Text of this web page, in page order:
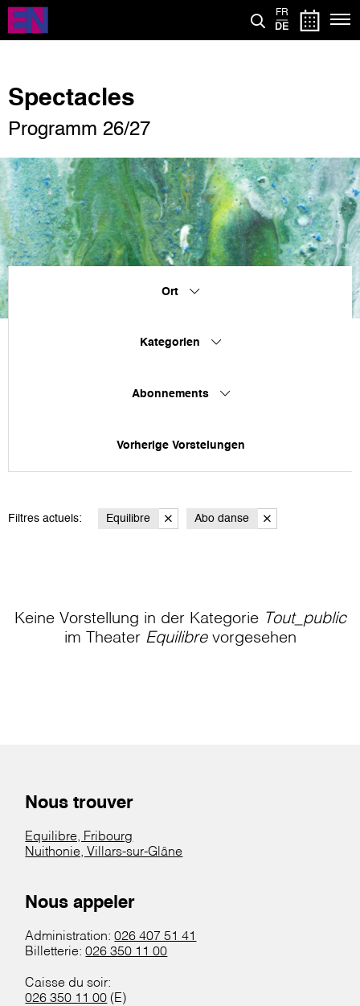
Direkt
zum
Inhalt
FR
DE
Spectacles
Programm 26/27
Ort
Kategorien
Abonnements
Vorherige Vorstelungen
Filtres actuels: Equilibre Abo danse
Keine Vorstellung in der Kategorie Tout_public
im Theater Equilibrevorgesehen
Nous trouver
Equilibre, Fribourg
Nuithonie, Villars-sur-Glâne
Nous appeler
Administration:026 407 51 41
Billetterie:026 350 11 00
Caisse du soir:
026 350 11 00 (E)